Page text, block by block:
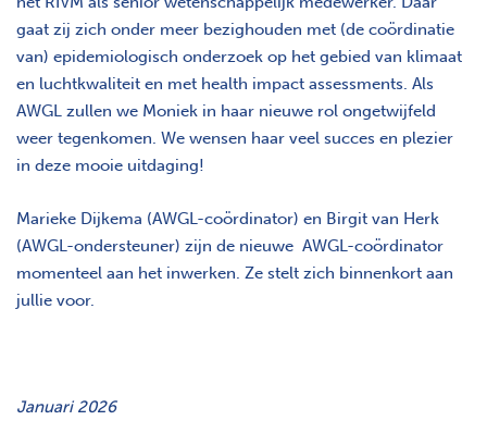
gaat zij zich onder meer bezighouden met (de coördinatie
van) epidemiologisch onderzoek op het gebied van klimaat
en luchtkwaliteit en met health impact assessments. Als
AWGL zullen we Moniek in haar nieuwe rol ongetwijfeld
weer tegenkomen. We wensen haar veel succes en plezier
in deze mooie uitdaging!
Marieke Dijkema (AWGL-coördinator) en Birgit van Herk
(AWGL-ondersteuner) zijn de nieuwe AWGL-coördinator
momenteel aan het inwerken. Ze stelt zich binnenkort aan
jullie voor.
Januari 2026